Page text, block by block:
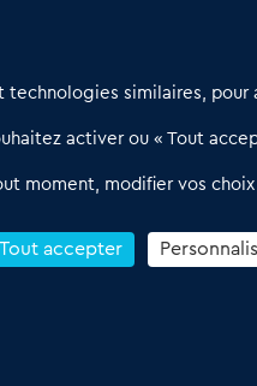
?
technologies similaires,
activer ou « Tout
moment, modifier vos
Tout accepter